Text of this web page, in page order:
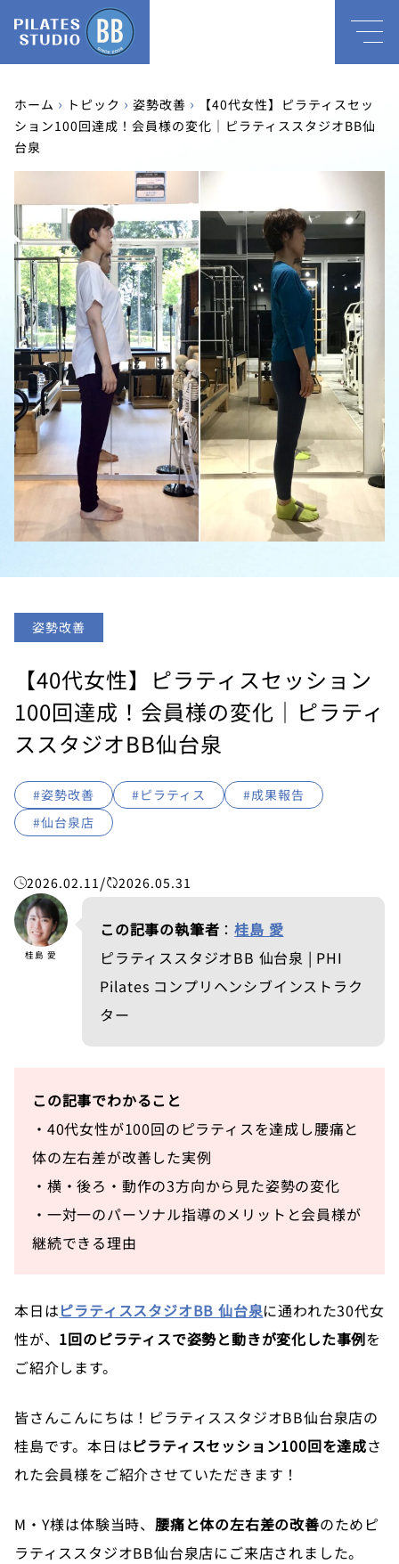
ホーム › トピック › 姿勢改善 › 【40代女性】ピラティスセッ
ション100回達成！会員様の変化｜ピラティススタジオBB仙
台泉
姿勢改善
【40代女性】ピラティスセッション
100回達成！会員様の変化｜ピラティ
ススタジオBB仙台泉
#姿勢改善 #ピラティス
#成果報告
#仙台泉店
2026.02.11 / 2026.05.31
桂島 愛
この記事の執筆者 ：桂島 愛
ピラティススタジオBB 仙台泉 | PHI
Pilates コンプリヘンシブインストラク
ター
この記事でわかること
・40代女性が100回のピラティスを達成し腰痛と
体の左右差が改善した実例
・横・後ろ・動作の3方向から見た姿勢の変化
・一対一のパーソナル指導のメリットと会員様が
継続できる理由
本日はピラティススタジオBB 仙台泉に通われた30代女
性が、 1回のピラティスで姿勢と動きが変化した事例を
ご紹介します。
皆さんこんにちは！ピラティススタジオBB仙台泉店の
桂島です。本日はピラティスセッション100回を達成さ
れた会員様をご紹介させていただきます！
M・Y様は体験当時、 腰痛と体の左右差の改善のためピ
ラティススタジオBB仙台泉店にご来店されました。